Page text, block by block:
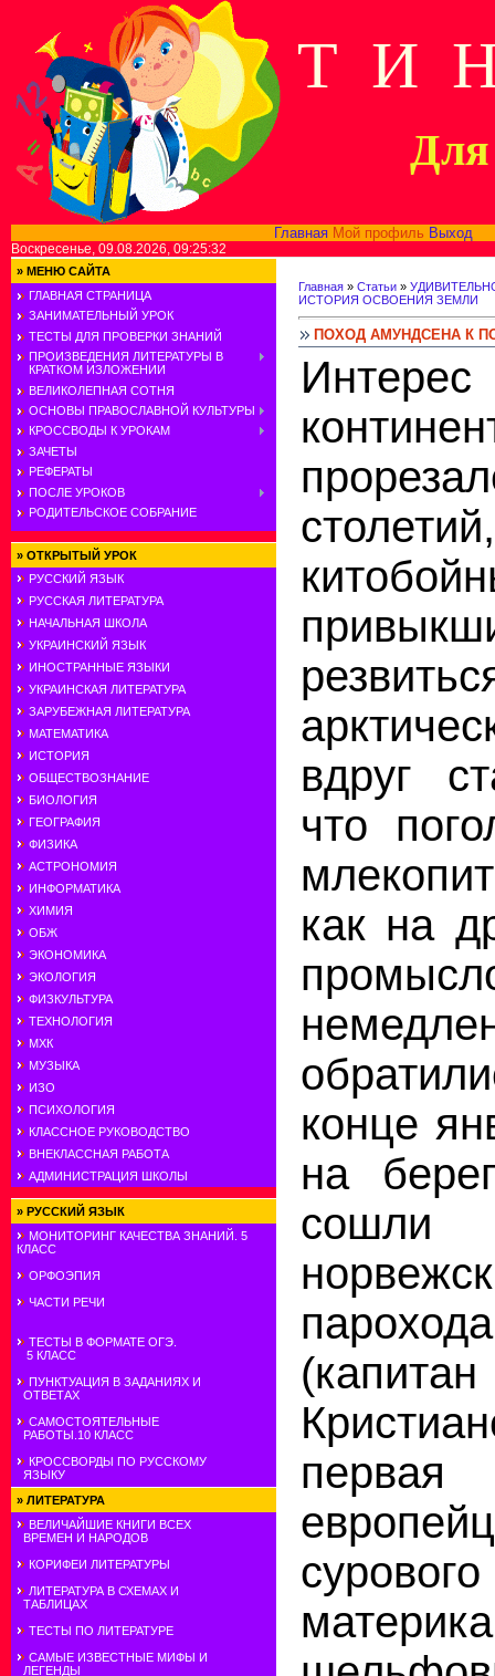
Т И
Для
Главная Мой профиль Выход
Воскресенье, 09.08.2026, 09:25:32
» МЕНЮ САЙТА
ГЛАВНАЯ СТРАНИЦА
ЗАНИМАТЕЛЬНЫЙ УРОК
ТЕСТЫ ДЛЯ ПРОВЕРКИ ЗНАНИЙ
ПРОИЗВЕДЕНИЯ ЛИТЕРАТУРЫ В
КРАТКОМ ИЗЛОЖЕНИИ
ВЕЛИКОЛЕПНАЯ СОТНЯ
ОСНОВЫ ПРАВОСЛАВНОЙ КУЛЬТУРЫ
КРОССВОДЫ К УРОКАМ
ЗАЧЕТЫ
РЕФЕРАТЫ
ПОСЛЕ УРОКОВ
РОДИТЕЛЬСКОЕ СОБРАНИЕ
» ОТКРЫТЫЙ УРОК
РУССКИЙ ЯЗЫК
РУССКАЯ ЛИТЕРАТУРА
НАЧАЛЬНАЯ ШКОЛА
УКРАИНСКИЙ ЯЗЫК
ИНОСТРАННЫЕ ЯЗЫКИ
УКРАИНСКАЯ ЛИТЕРАТУРА
ЗАРУБЕЖНАЯ ЛИТЕРАТУРА
МАТЕМАТИКА
ИСТОРИЯ
ОБЩЕСТВОЗНАНИЕ
БИОЛОГИЯ
ГЕОГРАФИЯ
ФИЗИКА
АСТРОНОМИЯ
ИНФОРМАТИКА
ХИМИЯ
ОБЖ
ЭКОНОМИКА
ЭКОЛОГИЯ
ФИЗКУЛЬТУРА
ТЕХНОЛОГИЯ
МХК
МУЗЫКА
ИЗО
ПСИХОЛОГИЯ
КЛАССНОЕ РУКОВОДСТВО
ВНЕКЛАССНАЯ РАБОТА
АДМИНИСТРАЦИЯ ШКОЛЫ
» РУССКИЙ ЯЗЫК
МОНИТОРИНГ КАЧЕСТВА ЗНАНИЙ. 5
КЛАСС
ОРФОЭПИЯ
ЧАСТИ РЕЧИ
ТЕСТЫ В ФОРМАТЕ ОГЭ.
5 КЛАСС
ПУНКТУАЦИЯ В ЗАДАНИЯХ И
ОТВЕТАХ
САМОСТОЯТЕЛЬНЫЕ
РАБОТЫ.10 КЛАСС
КРОССВОРДЫ ПО РУССКОМУ
ЯЗЫКУ
» ЛИТЕРАТУРА
ВЕЛИЧАЙШИЕ КНИГИ ВСЕХ
ВРЕМЕН И НАРОДОВ
КОРИФЕИ ЛИТЕРАТУРЫ
ЛИТЕРАТУРА В СХЕМАХ И
ТАБЛИЦАХ
ТЕСТЫ ПО ЛИТЕРАТУРЕ
САМЫЕ ИЗВЕСТНЫЕ МИФЫ И
ЛЕГЕНДЫ
Главная » Статьи »
ИСТОРИЯ ОСВОЕНИЯ ЗЕМЛИ
ПОХОД АМУНДСЕНА К
вдруг
что
как на
конце
на